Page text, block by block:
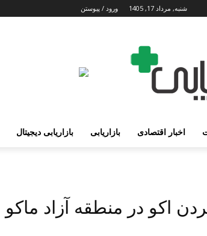
شنبه, مرداد 17, 1405 ورود / پیوستن
اخبار اقتصادی بازاریابی بازاریابی دیجیتال
اکو در منطقه آزاد ماکو